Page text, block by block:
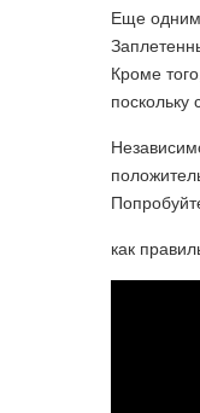
Еще одним
Кроме
как